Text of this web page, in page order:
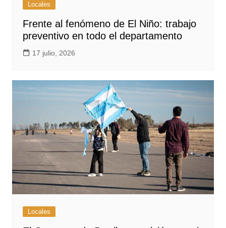
Locales
Frente al fenómeno de El Niño: trabajo
preventivo en todo el departamento
17 julio, 2026
Locales